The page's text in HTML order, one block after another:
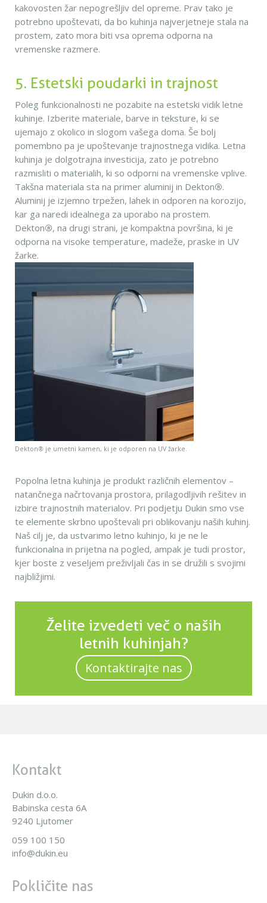
kakovosten žar nepogrešljiv del opreme. Prav tako je
potrebno upoštevati, da bo kuhinja najverjetneje stala na
prostem, zato mora biti vsa oprema odporna na
vremenske razmere.
5. Estetski poudarki in trajnost
Poleg funkcionalnosti ne pozabite na estetski vidik letne
kuhinje. Izberite materiale, barve in teksture, ki se
ujemajo z okolico in slogom vašega doma. Še bolj
pomembno pa je upoštevanje trajnostnega vidika. Letna
kuhinja je dolgotrajna investicija, zato je potrebno
razmisliti o materialih, ki so odporni na vremenske vplive.
Takšna materiala sta na primer aluminij in Dekton®.
Aluminij je izjemno trpežen, lahek in odporen na korozijo,
kar ga naredi idealnega za uporabo na prostem.
Dekton®, na drugi strani, je kompaktna površina, ki je
odporna na visoke temperature, madeže, praske in UV
žarke.
Dekton® je umetni kamen, ki je odporen na UV žarke.
Popolna letna kuhinja je produkt različnih elementov –
natančnega načrtovanja prostora, prilagodljivih rešitev in
izbire trajnostnih materialov. Pri podjetju Dukin smo vse
te elemente skrbno upoštevali pri oblikovanju naših kuhinj.
Naš cilj je, da ustvarimo letno kuhinjo, ki je ne le
funkcionalna in prijetna na pogled, ampak je tudi prostor,
kjer boste z veseljem preživljali čas in se družili s svojimi
najbližjimi.
Želite izvedeti več o naših
letnih kuhinjah?
Kontaktirajte nas
Kontakt
Dukin d.o.o.
Babinska cesta 6A
9240 Ljutomer
059 100 150
info@dukin.eu
Pokličite nas